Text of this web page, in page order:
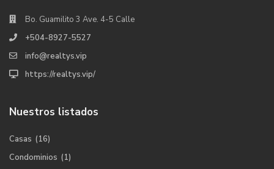
Bo. Guamilito 3 Ave. 4-5 Calle
+504-8927-5527
info@realtys.vip
https://realtys.vip/
Nuestros listados
Casas (16)
Condominios (1)